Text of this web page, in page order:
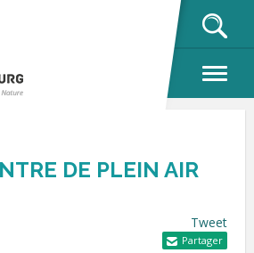
DE PLEIN AIR
Tweet
Partager